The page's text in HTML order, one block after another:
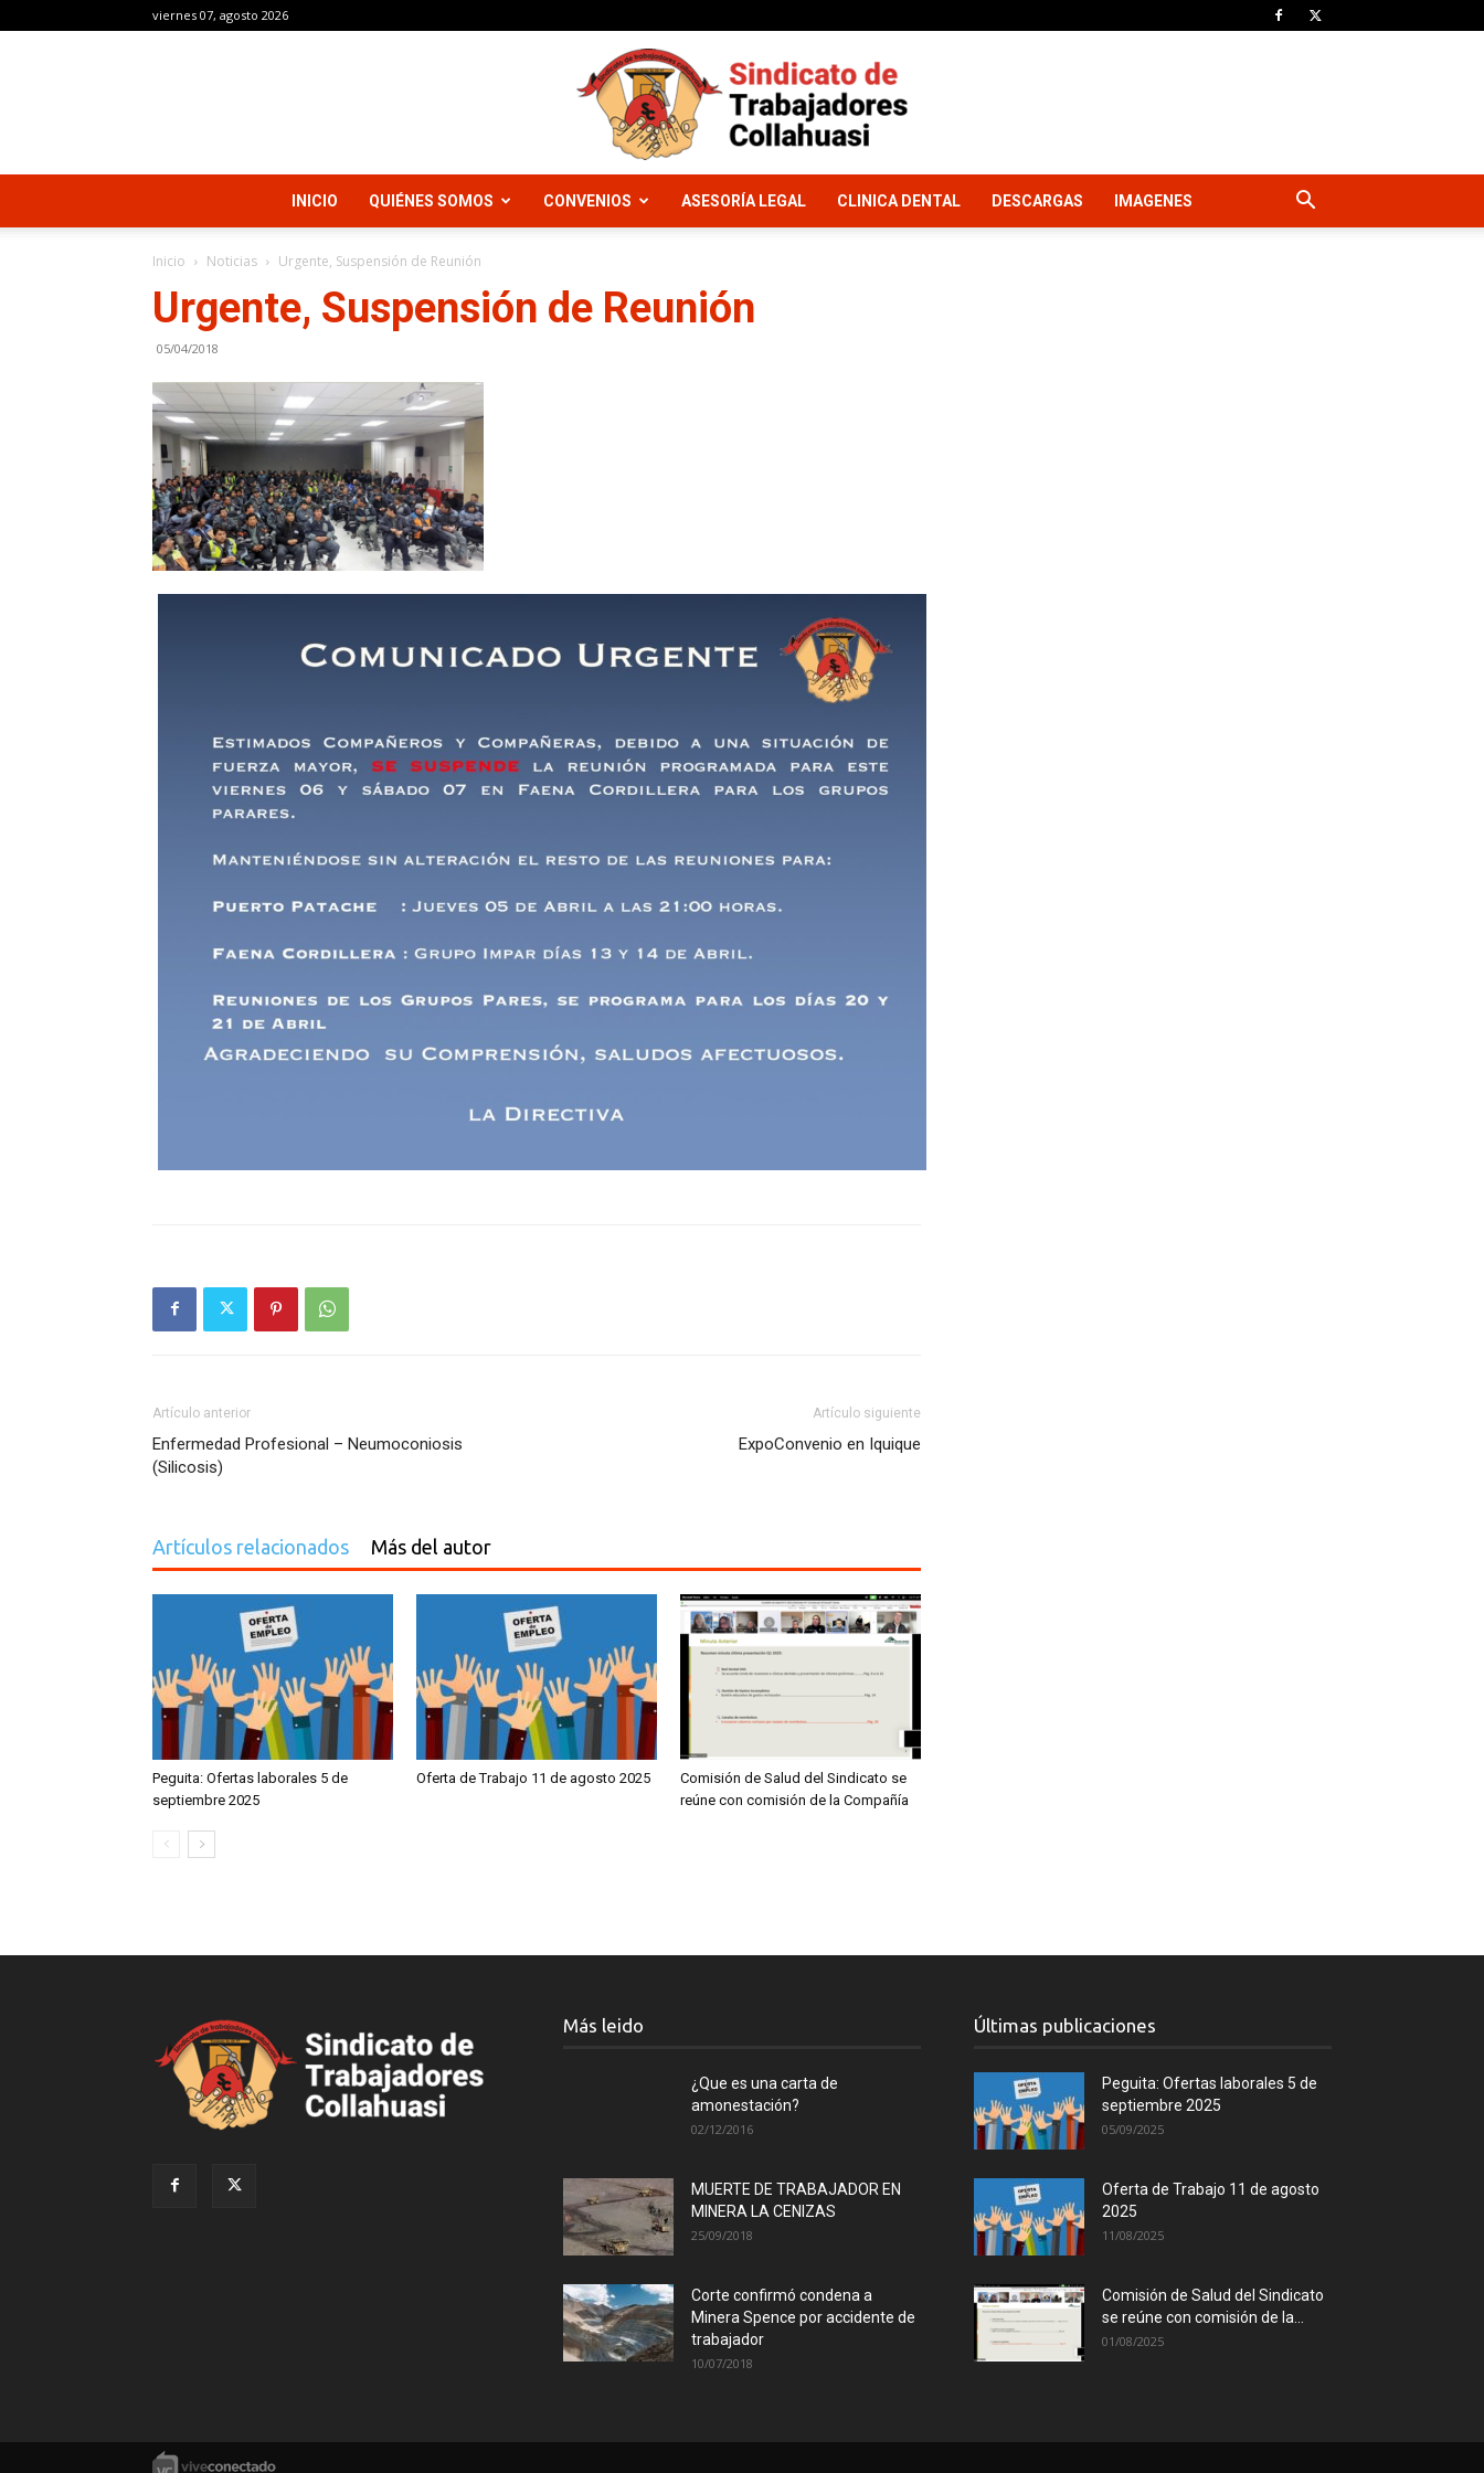
viernes 07, agosto 2026
Sindicato
INICIO QUIÉNES SOMOS CONVENIOS ASESORÍA LEGAL CLINICA DENTAL DESCARGAS IMAGENES
Inicio Noticias Urgente, Suspensión de Reunión
Urgente, Suspensión de Reunión
05/04/2018
Artículo anterior
Enfermedad Profesional – Neumoconiosis
(Silicosis)
Artículo siguiente
ExpoConvenio en Iquique
Artículos relacionados Más del autor
Peguita: Ofertas laborales 5 de
septiembre 2025
Oferta de Trabajo 11 de agosto 2025
Comisión de Salud del Sindicato se
reúne con comisión de la Compañía
Más leido
¿Que es una carta de
amonestación?
02/12/2016
MUERTE DE TRABAJADOR EN
MINERA LA CENIZAS
25/09/2018
Corte confirmó condena a
Minera Spence por accidente de
trabajador
10/07/2018
Últimas publicaciones
Peguita: Ofertas laborales 5 de
septiembre 2025
05/09/2025
Oferta de Trabajo 11 de agosto
2025
11/08/2025
Comisión de Salud del Sindicato
se reúne con comisión de la...
01/08/2025